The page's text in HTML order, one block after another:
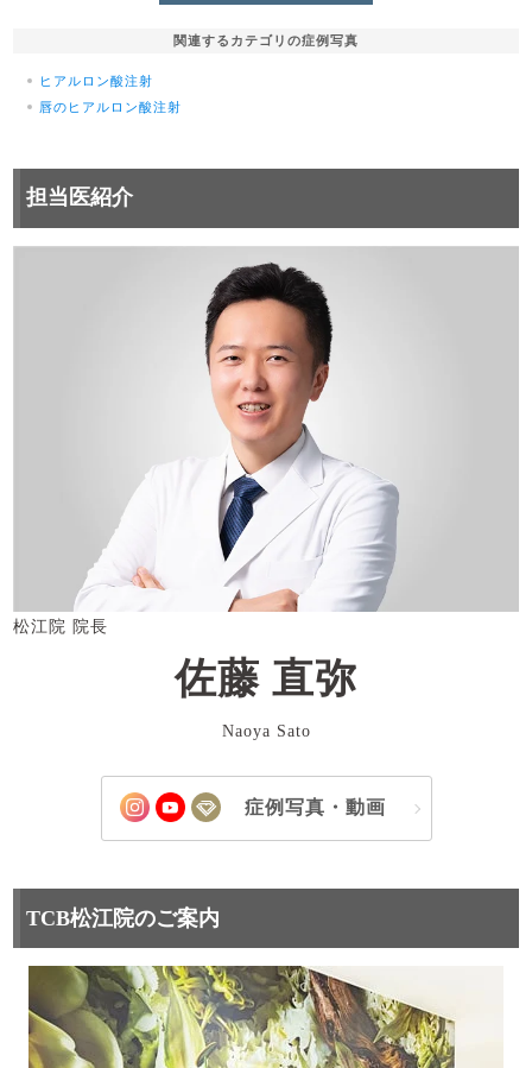
関連するカテゴリの症例写真
ヒアルロン酸注射
唇のヒアルロン酸注射
担当医紹介
松江院 院長
佐藤 直弥
Naoya Sato
症例写真・動画
TCB松江院のご案内